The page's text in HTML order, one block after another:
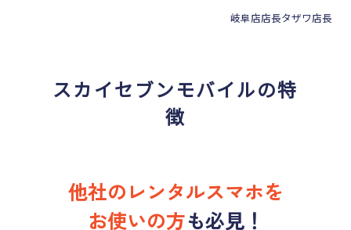
岐阜店店長タザワ店長
スカイセブンモバイルの特
徴
他社のレンタルスマホを
お使いの方も必見！